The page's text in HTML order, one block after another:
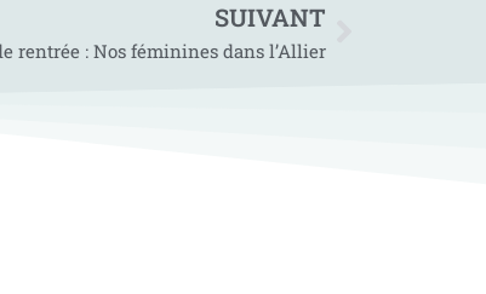
SUIVANT
rentrée : Nos féminines dans l’Allier